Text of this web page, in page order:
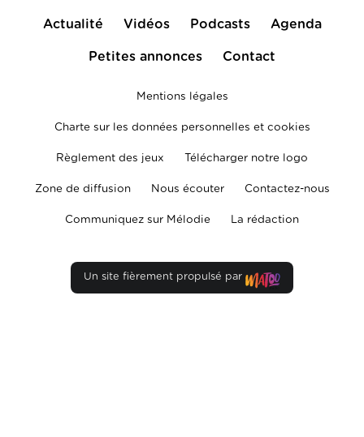
Actualité Vidéos Podcasts Agenda
Petites annonces Contact
Mentions légales
Charte sur les données personnelles et cookies
Règlement des jeux Télécharger notre logo
Zone de diffusion Nous écouter Contactez-nous
Communiquez sur Mélodie La rédaction
Un site fièrement propulsé par